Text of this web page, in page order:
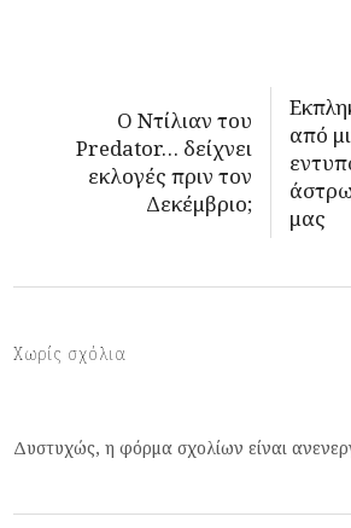
Ο Ντίλιαν του
Predator… δείχνει
εκλογές πριν τον
Δεκέμβριο;
από
μας
Χωρίς σχόλια
Δυστυχώς, η φόρμα σχολίων είναι